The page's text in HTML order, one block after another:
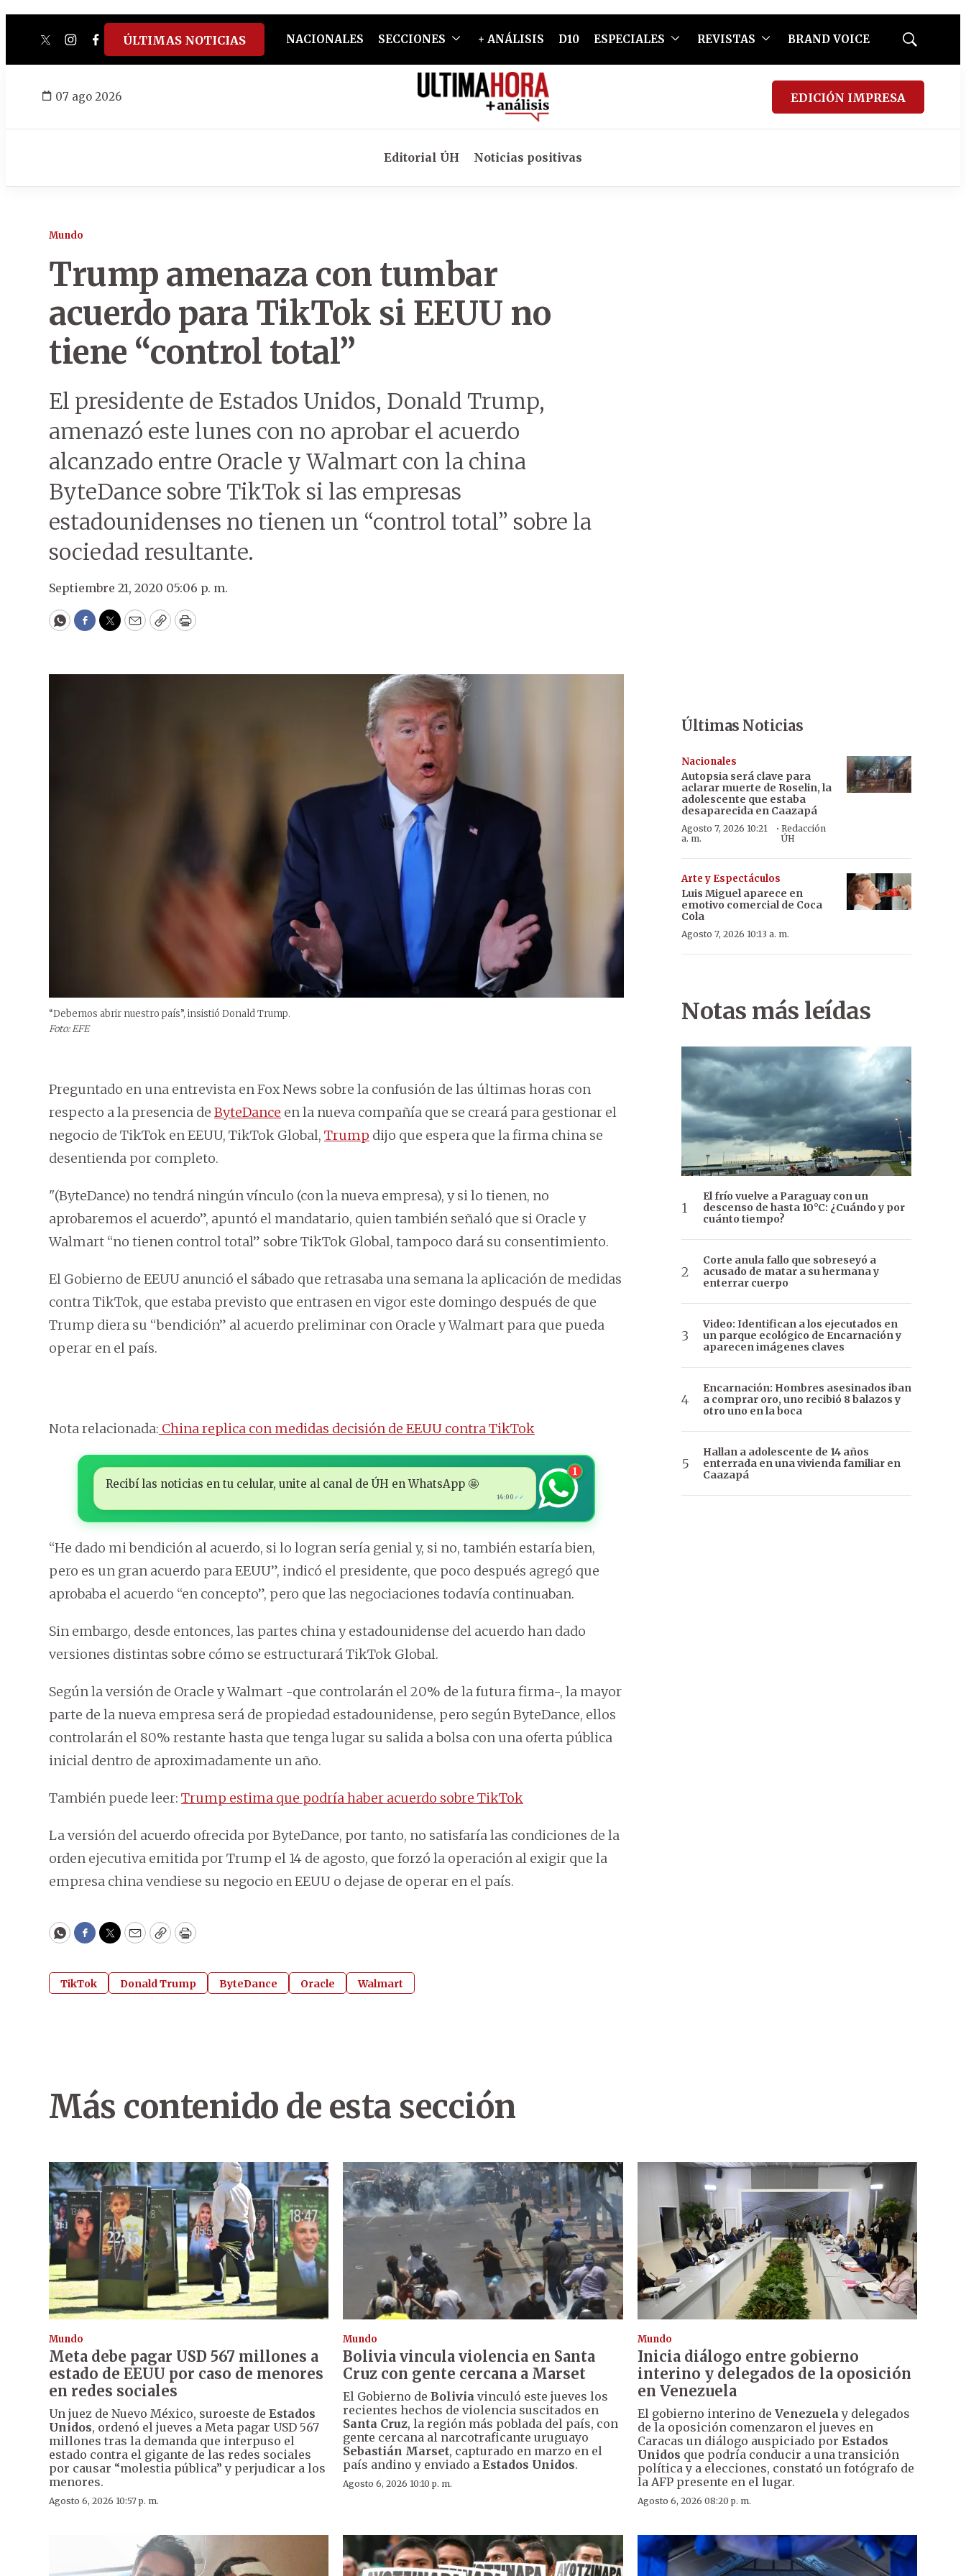
twitterinstagram
facebook
tiktokyoutube
spotify
ÚLTIMAS NOTICIAS NACIONALES SECCIONES + ANÁLISIS D10 ESPECIALES REVISTAS BRAND VOICE
Mostrar
07 ago 2026 EDICIÓN IMPRESA
Editorial ÚH Noticias positivas
Mundo
Trump amenaza con tumbar
acuerdo para TikTok si EEUU no
tiene “control total”
El presidente de Estados Unidos, Donald Trump,
amenazó este lunes con no aprobar el acuerdo
alcanzado entre Oracle y Walmart con la china
ByteDance sobre TikTok si las empresas
estadounidenses no tienen un “control total” sobre la
sociedad resultante.
Septiembre 21, 2020 05:06 p. m.
WhatsApp
Facebook
Twitter
EmailCopyPrint
“Debemos abrir nuestro país”, insistió Donald Trump.
Foto: EFE
Preguntado en una entrevista en Fox News sobre la confusión de las últimas horas con
respecto a la presencia de ByteDance en la nueva compañía que se creará para gestionar el
negocio de TikTok en EEUU, TikTok Global, Trump dijo que espera que la firma china se
desentienda por completo.
"(ByteDance) no tendrá ningún vínculo (con la nueva empresa), y si lo tienen, no
aprobaremos el acuerdo”, apuntó el mandatario, quien también señaló que si Oracle y
Walmart “no tienen control total” sobre TikTok Global, tampoco dará su consentimiento.
El Gobierno de EEUU anunció el sábado que retrasaba una semana la aplicación de medidas
contra TikTok, que estaba previsto que entrasen en vigor este domingo después de que
Trump diera su “bendición” al acuerdo preliminar con Oracle y Walmart para que pueda
operar en el país.
Nota relacionada: China replica con medidas decisión de EEUU contra TikTok
Recibí las noticias en tu celular, unite al canal de ÚH en WhatsApp 🤩
14:00 ✓✓
1
“He dado mi bendición al acuerdo, si lo logran sería genial y, si no, también estaría bien,
pero es un gran acuerdo para EEUU”, indicó el presidente, que poco después agregó que
aprobaba el acuerdo “en concepto”, pero que las negociaciones todavía continuaban.
Sin embargo, desde entonces, las partes china y estadounidense del acuerdo han dado
versiones distintas sobre cómo se estructurará TikTok Global.
Según la versión de Oracle y Walmart -que controlarán el 20% de la futura firma-, la mayor
parte de la nueva empresa será de propiedad estadounidense, pero según ByteDance, ellos
controlarán el 80% restante hasta que tenga lugar su salida a bolsa con una oferta pública
inicial dentro de aproximadamente un año.
También puede leer: Trump estima que podría haber acuerdo sobre TikTok
La versión del acuerdo ofrecida por ByteDance, por tanto, no satisfaría las condiciones de la
orden ejecutiva emitida por Trump el 14 de agosto, que forzó la operación al exigir que la
empresa china vendiese su negocio en EEUU o dejase de operar en el país.
WhatsApp
Facebook
Twitter
EmailCopyPrint
TikTok Donald Trump ByteDance Oracle Walmart
Últimas Noticias
Nacionales
Autopsia será clave para
aclarar muerte de Roselin, la
adolescente que estaba
desaparecida en Caazapá
Agosto 7, 2026 10:21
a. m.
· Redacción
ÚH
Arte y Espectáculos
Luis Miguel aparece en
emotivo comercial de Coca
Cola
Agosto 7, 2026 10:13 a. m.
Notas más leídas
El frío vuelve a Paraguay con un
descenso de hasta 10°C: ¿Cuándo y por
cuánto tiempo?
Corte anula fallo que sobreseyó a
acusado de matar a su hermana y
enterrar cuerpo
Video: Identifican a los ejecutados en
un parque ecológico de Encarnación y
aparecen imágenes claves
Encarnación: Hombres asesinados iban
a comprar oro, uno recibió 8 balazos y
otro uno en la boca
Hallan a adolescente de 14 años
enterrada en una vivienda familiar en
Caazapá
Más contenido de esta sección
Mundo
Meta debe pagar USD 567 millones a
estado de EEUU por caso de menores
en redes sociales
Un juez de Nuevo México, suroeste de Estados
Unidos, ordenó el jueves a Meta pagar USD 567
millones tras la demanda que interpuso el
estado contra el gigante de las redes sociales
por causar “molestia pública” y perjudicar a los
menores.
Agosto 6, 2026 10:57 p. m.
Mundo
Bolivia vincula violencia en Santa
Cruz con gente cercana a Marset
El Gobierno deBolivia vinculó este jueves los
recientes hechos de violencia suscitados en
Santa Cruz, la región más poblada del país, con
gente cercana al narcotraficante uruguayo
Sebastián Marset, capturado en marzo en el
país andino y enviado aEstados Unidos.
Agosto 6, 2026 10:10 p. m.
Mundo
Inicia diálogo entre gobierno
interino y delegados de la oposición
en Venezuela
El gobierno interino de Venezuelay delegados
de la oposición comenzaron el jueves en
Caracas un diálogo auspiciado por Estados
Unidos que podría conducir a una transición
política y a elecciones, constató un fotógrafo de
la AFP presente en el lugar.
Agosto 6, 2026 08:20 p. m.